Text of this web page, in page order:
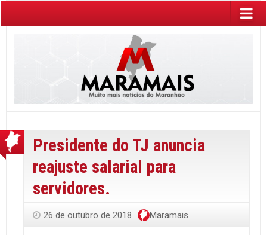
Presidente do TJ anuncia
reajuste salarial para
servidores.
26 de outubro de 2018 Maramais